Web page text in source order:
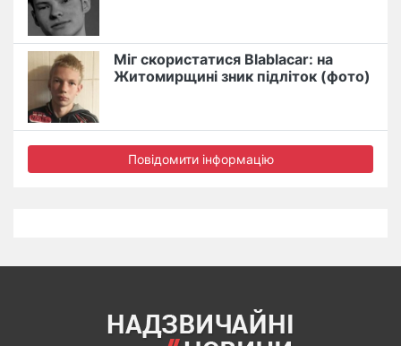
Міг скористатися Blablacar: на
Житомирщині зник підліток (фото)
Повідомити інформацію